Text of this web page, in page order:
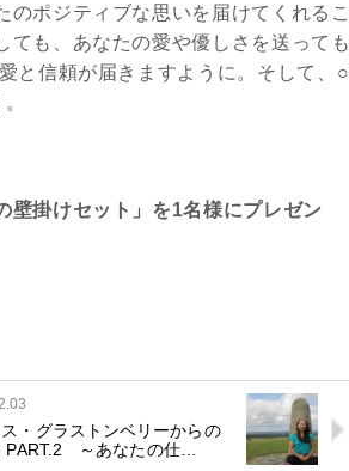
ポジティブな思いを届けてくれるこ
ても、あなたの愛や優しさを送っても
と信頼が届きますように。そして、○
壁掛けセット」を1名様にプレゼン
・グラストンベリーからの
PART.2 ～あなたの仕…